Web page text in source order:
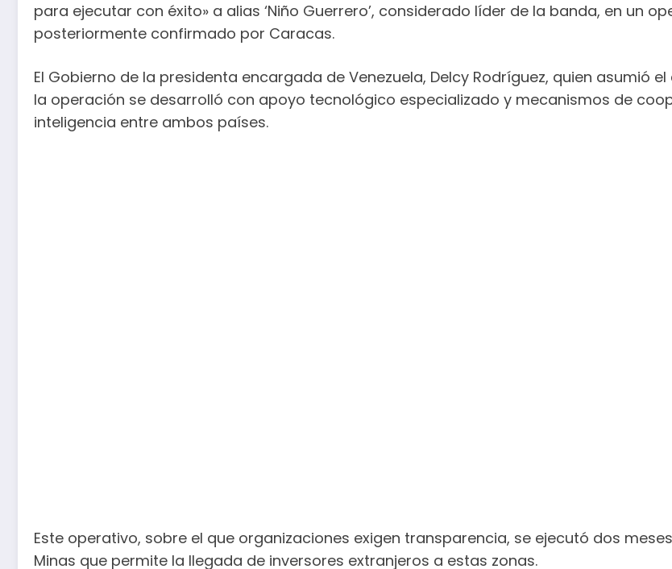
para ejecutar con éxito» a alias ‘Niño Guerrero’, considerado líder de la banda, en un
posteriormente confirmado por Caracas.
El Gobierno de la presidenta encargada de Venezuela, Delcy Rodríguez, quien asumió
la operación se desarrolló con apoyo tecnológico especializado y mecanismos de
inteligencia entre ambos países.
Este operativo, sobre el que organizaciones exigen transparencia, se ejecutó dos
Minas que permite la llegada de inversores extranjeros a estas zonas.